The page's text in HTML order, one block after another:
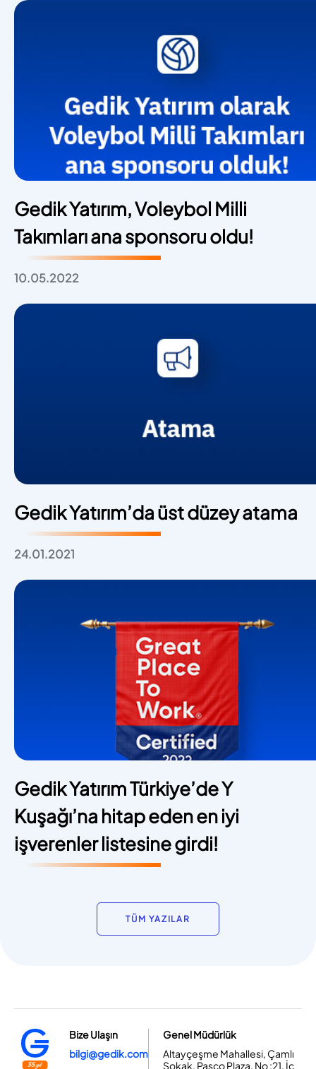
Gedik Yatırım, Voleybol Milli
Takımları ana sponsoru oldu!
10.05.2022
Gedik Yatırım’da üst düzey atama
24.01.2021
Gedik Yatırım Türkiye’de Y
Kuşağı’na hitap eden en iyi
işverenler listesine girdi!
TÜM YAZILAR
Bize Ulaşın
bilgi@gedik.com
Genel Müdürlük
Altayçeşme Mahallesi, Çamlı
Sokak, Pasco Plaza, No :21, İç